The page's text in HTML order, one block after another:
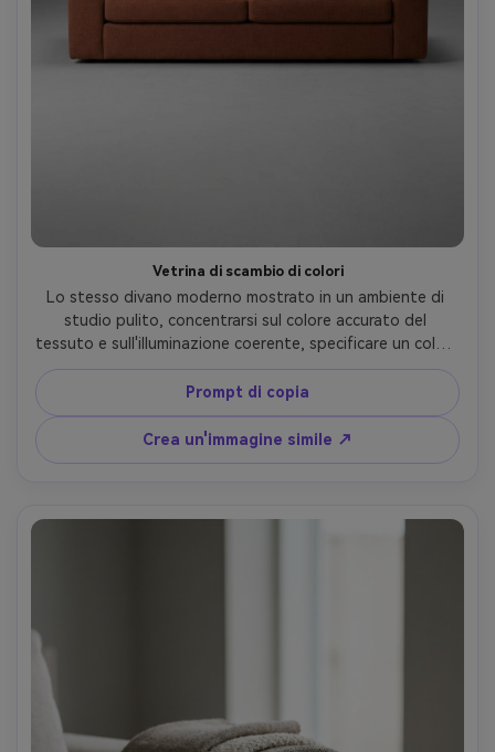
Vetrina di scambio di colori
Lo stesso divano moderno mostrato in un ambiente di
studio pulito, concentrarsi sul colore accurato del
tessuto e sull'illuminazione coerente, specificare un colore
fresco come terracotta, salvia o blu navy, scattato su
Canon EOS R6 con obiettivo da 85 mm, f/8, foto del
prodotto ultra realistica, sfondo grigio neutro, bordi
nitidi-AR 4:5
Prompt di copia
Crea un'immagine simile ↗